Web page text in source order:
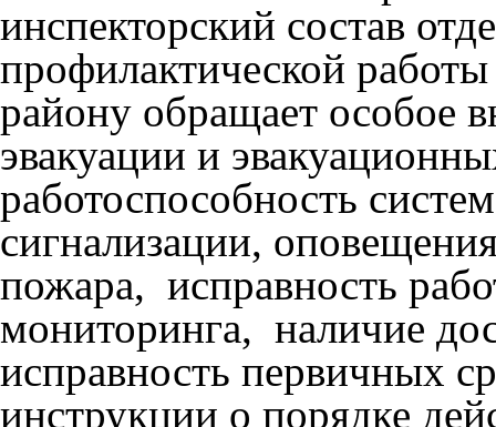
инспекторский состав
профилактической
району обращает особое
эвакуации и
работоспособность
сигнализации,
пожара, исправность
мониторинга, наличие
исправность первичных
инструкции о порядке